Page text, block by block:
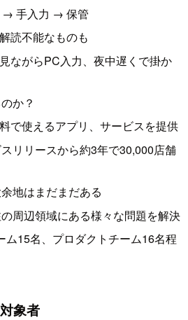
→ 手入力 → 保管
読不能なものも
ながらPC入力、夜中遅くで掛か
か？
で使えるアプリ、サービスを提供
リリースから約3年で30,000店舗
地はまだまだある
周辺領域にある様々な問題を解決
ム15名、プロダクトチーム16名程
象者